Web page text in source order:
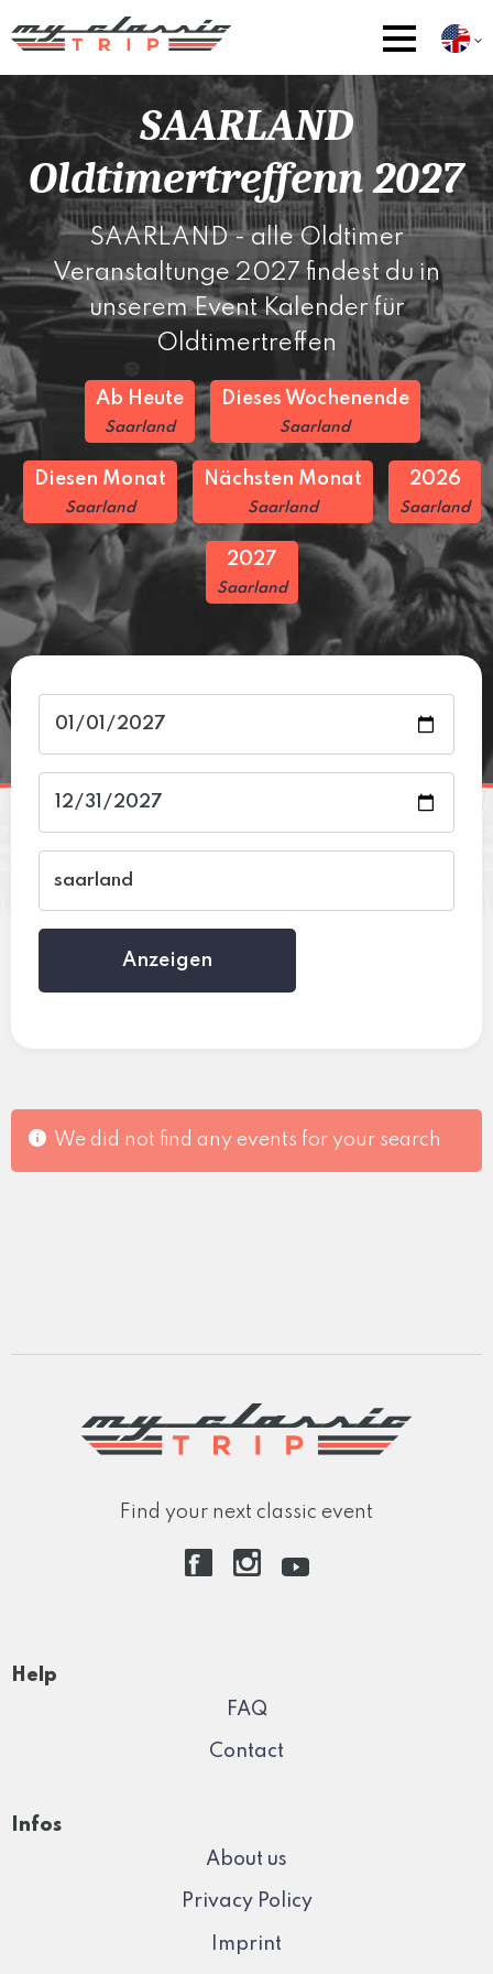
SAARLAND
Oldtimertreffenn 2027
SAARLAND - alle Oldtimer
Veranstaltunge 2027 findest du in
unserem Event Kalender für
Oldtimertreffen
Ab Heute
Saarland
Dieses Wochenende
Saarland
Diesen Monat
Saarland
Nächsten Monat
Saarland
2026
Saarland
2027
Saarland
Anzeigen
We did not find any events for your search
Find your next classic event
Help
FAQ
Contact
Infos
About us
Privacy Policy
Imprint